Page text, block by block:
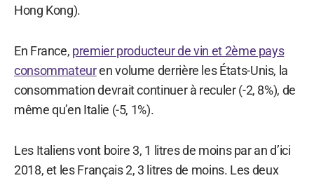
Hong Kong).
En France, premier producteur de vin et 2ème pays
consommateuren volume derrière les États-Unis, la
consommation devrait continuer à reculer (-2, 8%), de
même qu’en Italie (-5, 1%).
Les Italiens vont boire 3, 1 litres de moins par an d’ici
2018, et les Français 2, 3 litres de moins. Les deux